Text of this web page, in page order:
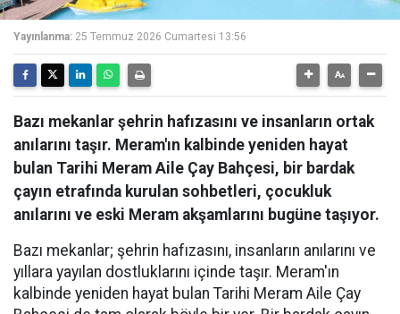
Yayınlanma: 25 Temmuz 2026 Cumartesi 13:56
Bazı mekanlar şehrin hafızasını ve insanların ortak
anılarını taşır. Meram'ın kalbinde yeniden hayat
bulan Tarihi Meram Aile Çay Bahçesi, bir bardak
çayın etrafında kurulan sohbetleri, çocukluk
anılarını ve eski Meram akşamlarını bugüne taşıyor.
Bazı mekanlar; şehrin hafızasını, insanların anılarını ve
yıllara yayılan dostluklarını içinde taşır. Meram'ın
kalbinde yeniden hayat bulan Tarihi Meram Aile Çay